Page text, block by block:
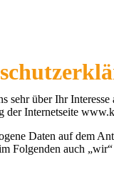
sehr über Ihr
der Internetseite
Daten auf dem
Folgenden auch